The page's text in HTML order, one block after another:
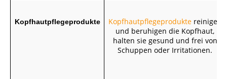
Kopfhautpflegeprodukte Kopfhautpflegeproduktereinigen
und beruhigen die Kopfhaut,
halten sie gesund und frei von
Schuppen oder Irritationen.